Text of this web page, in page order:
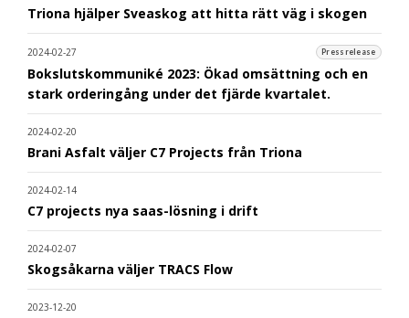
Triona hjälper Sveaskog att hitta rätt väg i skogen
2024-02-27 Pressrelease
Bokslutskommuniké 2023: Ökad omsättning och en
stark orderingång under det fjärde kvartalet.
2024-02-20
Brani Asfalt väljer C7 Projects från Triona
2024-02-14
C7 projects nya saas-lösning i drift
2024-02-07
Skogsåkarna väljer TRACS Flow
2023-12-20